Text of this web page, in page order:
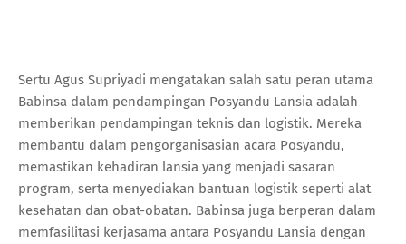
Sertu Agus Supriyadi mengatakan salah satu peran utama
Babinsa dalam pendampingan Posyandu Lansia adalah
memberikan pendampingan teknis dan logistik. Mereka
membantu dalam pengorganisasian acara Posyandu,
memastikan kehadiran lansia yang menjadi sasaran
program, serta menyediakan bantuan logistik seperti alat
kesehatan dan obat-obatan. Babinsa juga berperan dalam
memfasilitasi kerjasama antara Posyandu Lansia dengan